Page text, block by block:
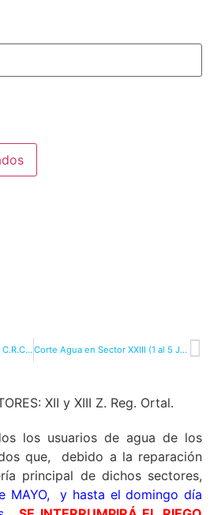
JUNTA GENERAL ORDINARIA C.R.C.C. (31-Mayo-2016) Corte Agua en Sector XXIII (1 al 5 Junio-2016)
XII y XIII Z. Reg. Ortal.
los usuarios de agua de los
que, debido a la reparación
principal de dichos sectores,
MAYO, y hasta el domingo día